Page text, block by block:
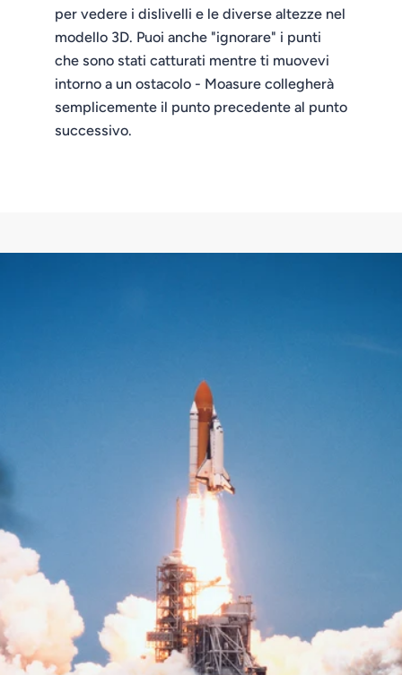
per vedere i dislivelli e le diverse altezze nel
modello 3D. Puoi anche "ignorare" i punti
che sono stati catturati mentre ti muovevi
intorno a un ostacolo - Moasure collegherà
semplicemente il punto precedente al punto
successivo.